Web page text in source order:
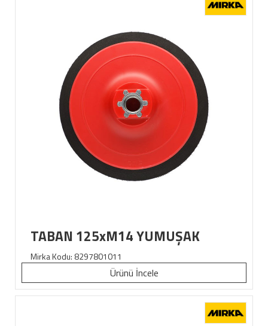
TABAN 125xM14 YUMUŞAK
Mirka Kodu: 8297801011
Ürünü İncele